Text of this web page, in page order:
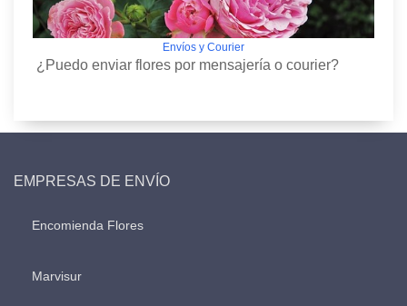
Envíos y Courier
¿Puedo enviar flores por mensajería o courier?
EMPRESAS DE ENVÍO
Encomienda Flores
Marvisur